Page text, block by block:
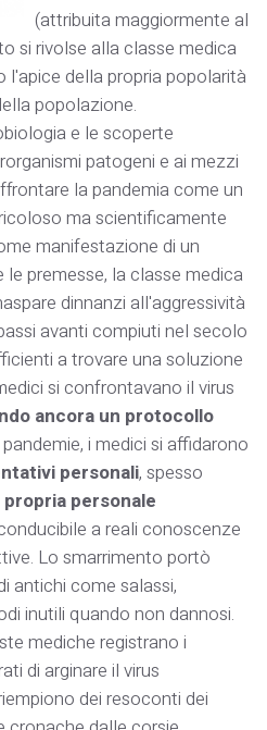
(attribuita maggiormente al
si rivolse alla classe medica
l'apice della propria popolarità
popolazione.
e le scoperte
patogeni e ai mezzi
la pandemia come un
ma scientificamente
manifestazione di un
premesse, la classe medica
dinnanzi all'aggressività
avanti compiuti nel secolo
a trovare una soluzione
si confrontavano il virus
ancora un protocollo
i medici si affidarono
personali, spesso
propria personale
a reali conoscenze
Lo smarrimento portò
antichi come salassi,
inutili quando non dannosi.
mediche registrano i
di arginare il virus
dei resoconti dei